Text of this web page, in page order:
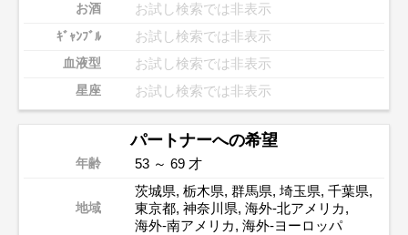
お酒 お試し検索では非表示
ｷﾞｬﾝﾌﾞﾙ お試し検索では非表示
血液型 お試し検索では非表示
星座 お試し検索では非表示
パートナーへの希望
年齢 53 ～ 69 才
地域
茨城県, 栃木県, 群馬県, 埼玉県, 千葉県,
東京都, 神奈川県, 海外-北アメリカ,
海外-南アメリカ, 海外-ヨーロッパ